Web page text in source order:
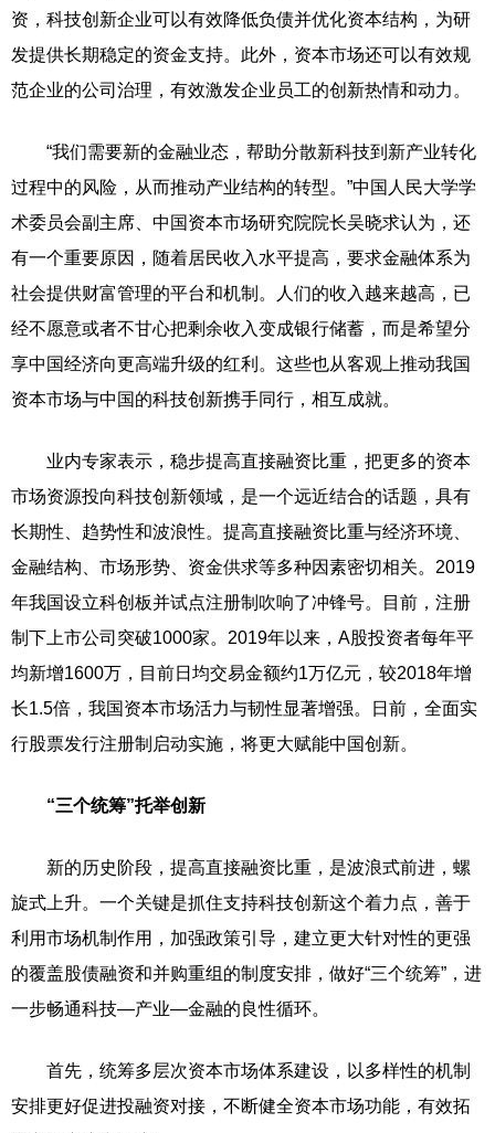
资，科技创新企业可以有效降低负债并优化资本结构，为研
发提供长期稳定的资金支持。此外，资本市场还可以有效规
范企业的公司治理，有效激发企业员工的创新热情和动力。
“我们需要新的金融业态，帮助分散新科技到新产业转化
过程中的风险，从而推动产业结构的转型。”中国人民大学学
术委员会副主席、中国资本市场研究院院长吴晓求认为，还
有一个重要原因，随着居民收入水平提高，要求金融体系为
社会提供财富管理的平台和机制。人们的收入越来越高，已
经不愿意或者不甘心把剩余收入变成银行储蓄，而是希望分
享中国经济向更高端升级的红利。这些也从客观上推动我国
资本市场与中国的科技创新携手同行，相互成就。
业内专家表示，稳步提高直接融资比重，把更多的资本
市场资源投向科技创新领域，是一个远近结合的话题，具有
长期性、趋势性和波浪性。提高直接融资比重与经济环境、
金融结构、市场形势、资金供求等多种因素密切相关。2019
年我国设立科创板并试点注册制吹响了冲锋号。目前，注册
制下上市公司突破1000家。2019年以来，A股投资者每年平
均新增1600万，目前日均交易金额约1万亿元，较2018年增
长1.5倍，我国资本市场活力与韧性显著增强。日前，全面实
行股票发行注册制启动实施，将更大赋能中国创新。
“三个统筹”托举创新
新的历史阶段，提高直接融资比重，是波浪式前进，螺
旋式上升。一个关键是抓住支持科技创新这个着力点，善于
利用市场机制作用，加强政策引导，建立更大针对性的更强
的覆盖股债融资和并购重组的制度安排，做好“三个统筹”，进
一步畅通科技—产业—金融的良性循环。
首先，统筹多层次资本市场体系建设，以多样性的机制
安排更好促进投融资对接，不断健全资本市场功能，有效拓